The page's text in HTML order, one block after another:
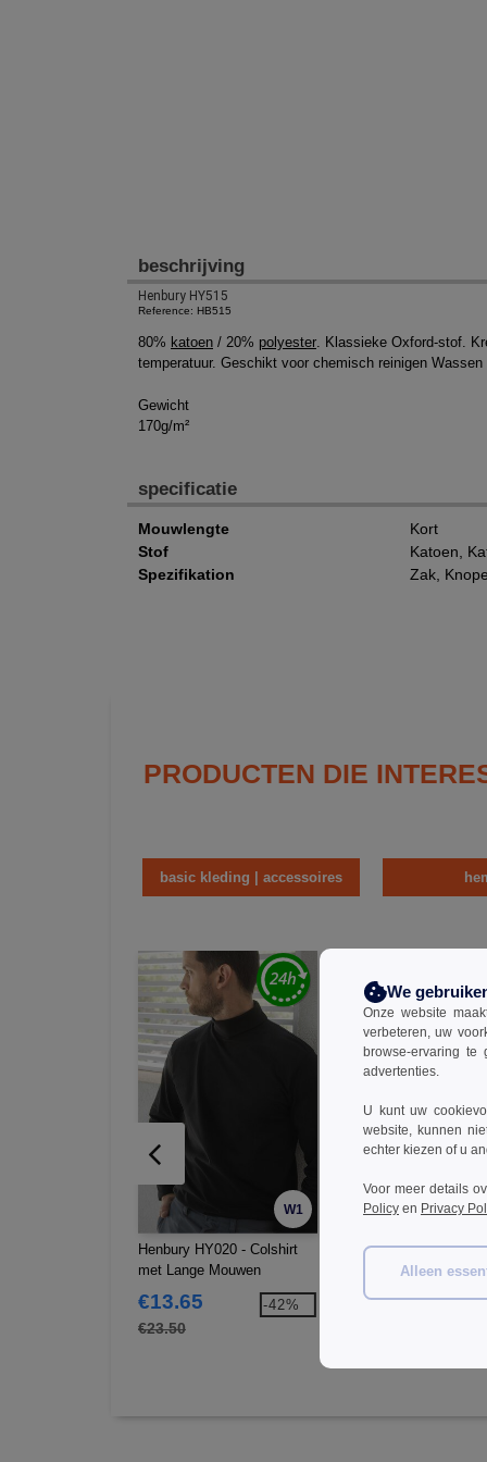
beschrijving
Henbury HY515
Reference: HB515
80% katoen / 20% polyester . Klassieke Oxford-stof.
temperatuur. Geschikt voor chemisch reinigen
Gewicht
170g/m²
specificatie
Mouwlengte
Kort
Stof
Katoen,
Spezifikation
Zak,
PRODUCTEN DIE
basic kleding | accessoires
W1
Henbury HY020 - Colshirt
met Lange Mouwen
€13.65
€23.50
-42%
Henbury HY475 -
€12.59 -
We
Onze website
verbeteren, uw
browse-ervaring te
advertenties.
U kunt uw
website, kunnen
echter kiezen of u
Voor meer details
Policy en Privacy
Alleen